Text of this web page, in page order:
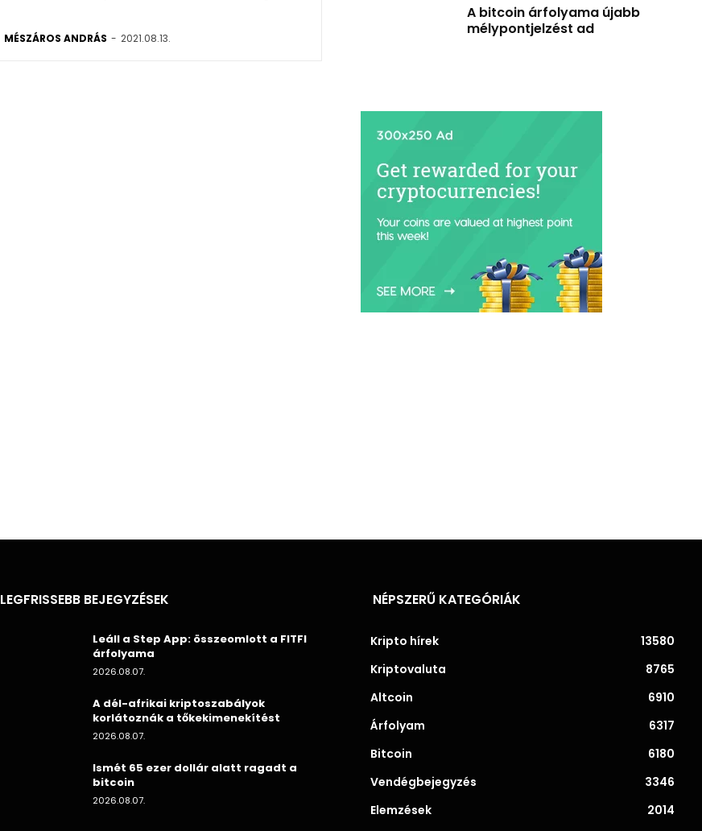
MÉSZÁROS ANDRÁS - 2021.08.13.
A bitcoin árfolyama újabb
mélypontjelzést ad
LEGFRISSEBB BEJEGYZÉSEK
Leáll a Step App: összeomlott a FITFI
árfolyama
2026.08.07.
A dél-afrikai kriptoszabályok
korlátoznák a tőkekimenekítést
2026.08.07.
Ismét 65 ezer dollár alatt ragadt a
bitcoin
2026.08.07.
NÉPSZERŰ KATEGÓRIÁK
Kripto hírek
13580
Kriptovaluta
8765
Altcoin
6910
Árfolyam
6317
Bitcoin
6180
Vendégbejegyzés
3346
Elemzések
2014